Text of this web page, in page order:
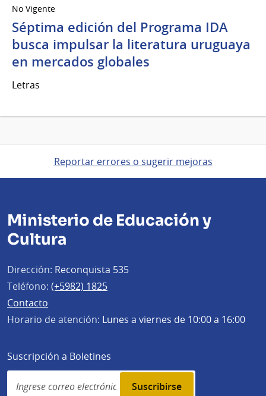
No Vigente
Séptima edición del Programa IDA
busca impulsar la literatura uruguaya
en mercados globales
Letras
Reportar errores o sugerir mejoras
Ministerio de Educación y
Cultura
Dirección: Reconquista 535
Teléfono: (+5982) 1825
Contacto
Horario de atención: Lunes a viernes de 10:00 a 16:00
Suscripción a Boletines
Simplenews
subscription